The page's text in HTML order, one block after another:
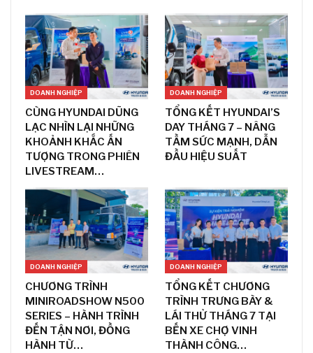
DOANH NGHIỆP
CÙNG HYUNDAI DŨNG
LẠC NHÌN LẠI NHỮNG
KHOẢNH KHẮC ẤN
TƯỢNG TRONG PHIÊN
LIVESTREAM…
DOANH NGHIỆP
TỔNG KẾT HYUNDAI’S
DAY THÁNG 7 – NÂNG
TẦM SỨC MẠNH, DẪN
ĐẦU HIỆU SUẤT
DOANH NGHIỆP
CHƯƠNG TRÌNH
MINIROADSHOW N500
SERIES – HÀNH TRÌNH
ĐẾN TẬN NƠI, ĐỒNG
HÀNH TỪ…
DOANH NGHIỆP
TỔNG KẾT CHƯƠNG
TRÌNH TRƯNG BÀY &
LÁI THỬ THÁNG 7 TẠI
BẾN XE CHỢ VINH
THÀNH CÔNG…